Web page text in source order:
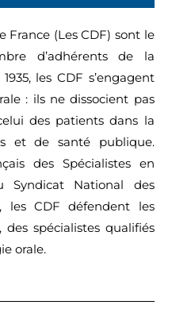
France (Les CDF) sont le
d’adhérents de la
les CDF s’engagent
: ils ne dissocient pas
des patients dans la
et de santé publique.
des Spécialistes en
National des
les CDF défendent les
spécialistes qualifiés
orale.